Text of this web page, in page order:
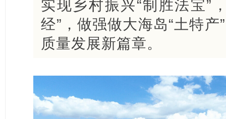
实现乡村振兴“制胜法宝”
经”，做强做大海岛“土特
质量发展新篇章。